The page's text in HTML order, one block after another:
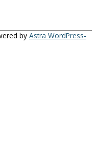
by Astra WordPress-